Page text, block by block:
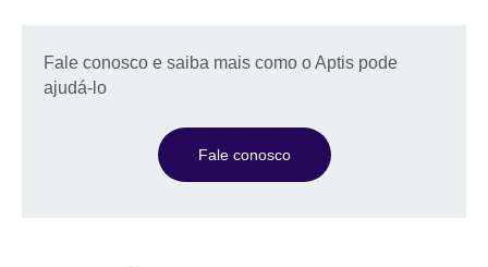
Fale conosco e saiba mais como o Aptis pode
ajudá-lo
Fale conosco